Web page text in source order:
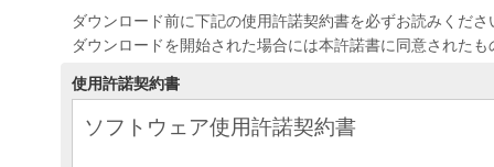
ダウンロード前に下記の使用許諾契約書を必ずお読みくださ
ダウンロードを開始された場合には本許諾書に同意された
使用許諾契約書
ソフトウェア使用許諾契約書